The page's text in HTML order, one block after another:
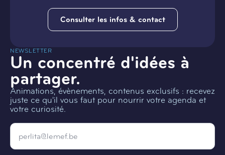
Consulter les infos & contact
NEWSLETTER
Un concentré d'idées à
partager.
Animations, évènements, contenus exclusifs : recevez
juste ce qu'il vous faut pour nourrir votre agenda et
votre curiosité.
Email